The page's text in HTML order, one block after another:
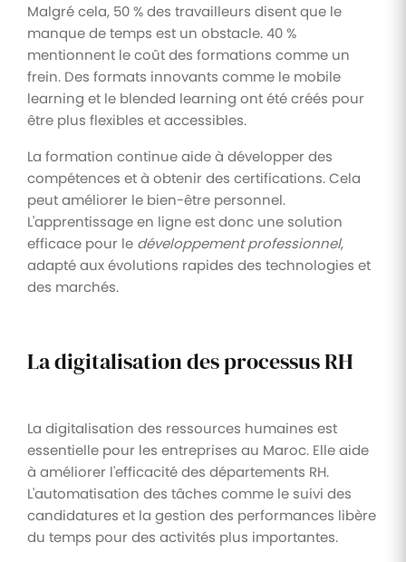
Malgré cela, 50 % des travailleurs disent que le
manque de temps est un obstacle. 40 %
mentionnent le coût des formations comme un
frein. Des formats innovants comme le mobile
learning et le blended learning ont été créés pour
être plus flexibles et accessibles.
La formation continue aide à développer des
compétences et à obtenir des certifications. Cela
peut améliorer le bien-être personnel.
L'apprentissage en ligne est donc une solution
efficace pour le développement professionnel,
adapté aux évolutions rapides des technologies et
des marchés.
La digitalisation des processus RH
La digitalisation des ressources humaines est
essentielle pour les entreprises au Maroc. Elle aide
à améliorer l'efficacité des départements RH.
L'automatisation des tâches comme le suivi des
candidatures et la gestion des performances libère
du temps pour des activités plus importantes.